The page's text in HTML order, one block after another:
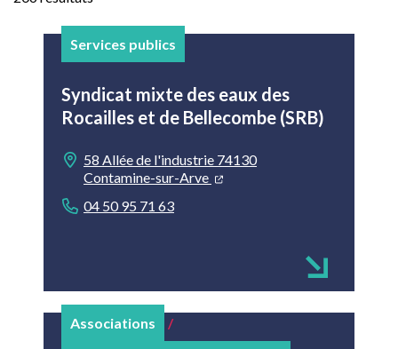
Services publics
Syndicat mixte des eaux des
Rocailles et de Bellecombe (SRB)
58 Allée de l'industrie 74130
Contamine-sur-Arve
04 50 95 71 63
Associations /